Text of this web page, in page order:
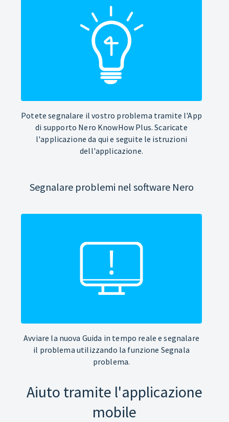
Potete segnalare il vostro problema tramite l'App
di supporto Nero KnowHow Plus. Scaricate
l'applicazione da qui e seguite le istruzioni
dell'applicazione.
Segnalare problemi nel software Nero
Avviare la nuova Guida in tempo reale e segnalare
il problema utilizzando la funzione Segnala
problema.
Aiuto tramite l'applicazione
mobile